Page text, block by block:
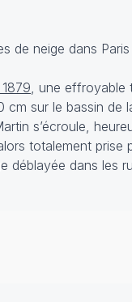
de neige dans Paris
, une effroyable
sur le bassin de
s’écroule,
totalement
déblayée dans les